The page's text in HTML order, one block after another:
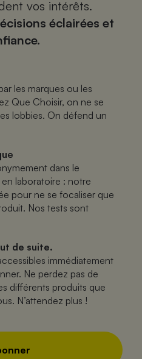
vos intérêts.
éclairées et
les marques ou les
Que Choisir, on ne se
lobbies. On défend un
dans le
laboratoire : notre
pour ne se focaliser que
Nos tests sont
de suite.
immédiatement
Ne perdez pas de
différents produits que
N’attendez plus !
Complément
Petit électroménager -
Lave-linge
Plaque de cuisson à
Téléphone mobile -
Smartphone
Matelas
Antimoustique